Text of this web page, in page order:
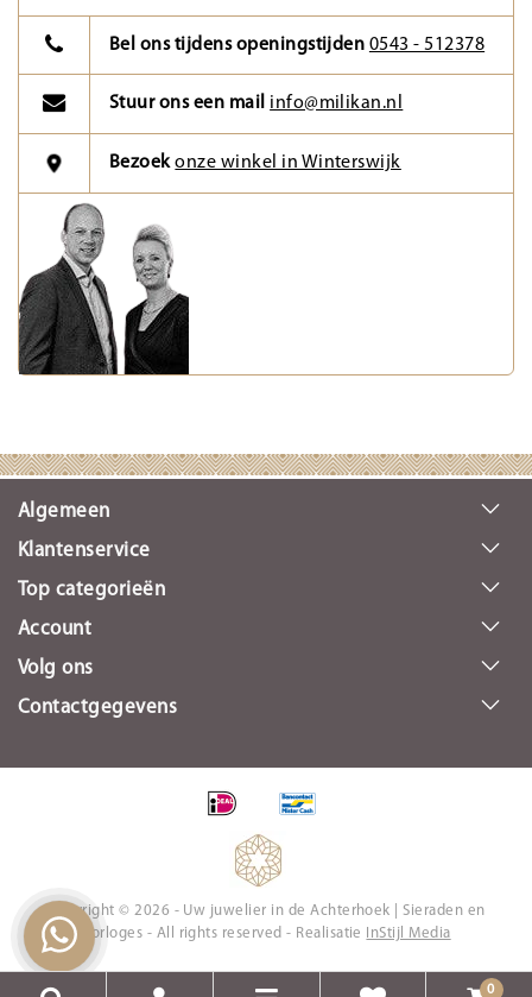
Bel ons tijdens openingstijden 0543 - 512378
Stuur ons een mail info@milikan.nl
Bezoekonze winkel in Winterswijk
Algemeen
Klantenservice
Top categorieën
Account
Volg ons
Contactgegevens
Copyright © 2026 - Uw juwelier in de Achterhoek | Sieraden en
Horloges - All rights reserved - Realisatie
InStijl Media
0